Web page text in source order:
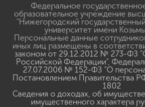
Федеральное
образовательное учреждение
"Нижегородский
университет имени
Персональные данные
иных лиц размещены в
законом от 29.12.2012 № 273-ФЗ
Российской Федерации",
27.07.2006 № 152-ФЗ "О
Постановлением Правительства
1802
Сведения о доходах, об имуществе
имущественного характера